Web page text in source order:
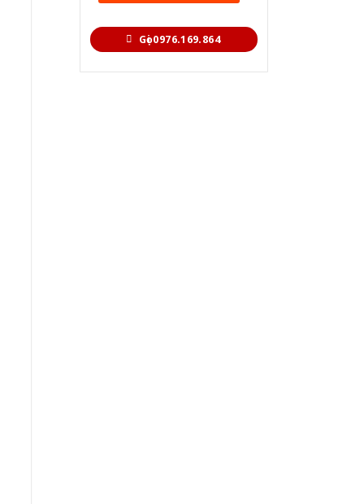
Gọi 0976.169.864